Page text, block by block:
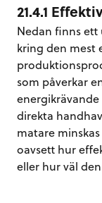
21.4.1
Nedan finns
kring den mest
som påverkar
direkta
matare
oavsett hur
eller hur väl